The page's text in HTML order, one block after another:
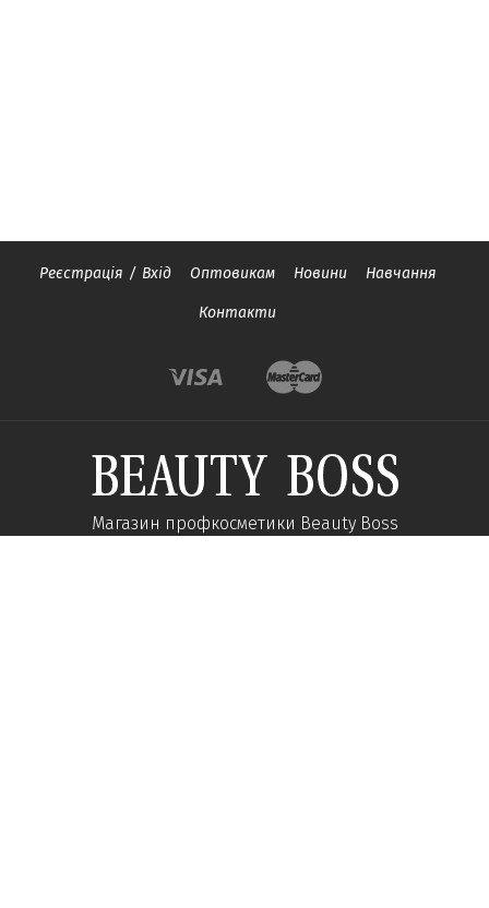
Реєстрація / Вхід Оптовикам Новини Навчання
Контакти
Магазин профкосметики Beauty Boss